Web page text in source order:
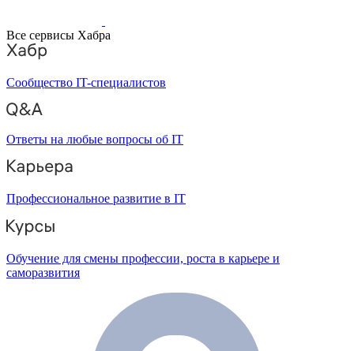
Все сервисы Хабра
Сообщество IT-специалистов
Ответы на любые вопросы об IT
Профессиональное развитие в IT
Обучение для смены профессии, роста в карьере и
саморазвития